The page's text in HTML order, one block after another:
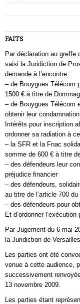
FAITS
Par déclaration au greffe
saisi la Juridiction de
demande à l’encontre :
– de Bouygues Télécom
1500 € à titre de
– de Bouygues Télécom
obtenir leur
Intérêts pour inscription
ordonner sa radiation à
– la SFR et la Fnac
somme de 600 € à titre
– des défendeurs leur
préjudice financier
– des défendeurs,
au titre de l’article 700
– des défendeurs pour
Et d’ordonner
Par Jugement du 6 mai
la Juridiction de
Les parties ont été
venue à cette audience,
successivement
13 novembre 2009.
Les parties étant